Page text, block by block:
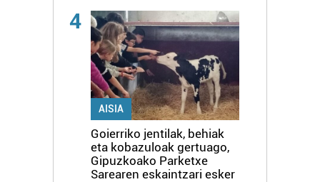
4
AISIA
Goierriko jentilak, behiak
eta kobazuloak gertuago,
Gipuzkoako Parketxe
Sarearen eskaintzari esker